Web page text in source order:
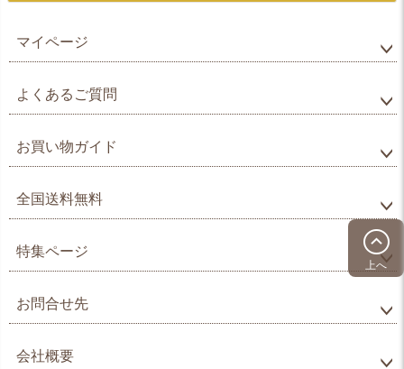
上へ
マイページ
よくあるご質問
お買い物ガイド
全国送料無料
特集ページ
お問合せ先
会社概要